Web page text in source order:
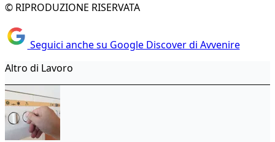
© RIPRODUZIONE RISERVATA
Seguici anche su Google Discover di Avvenire
Altro di Lavoro